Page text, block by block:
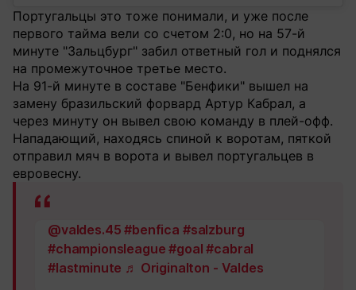
Португальцы это тоже понимали, и уже после
первого тайма вели со счетом 2:0, но на 57-й
минуте "Зальцбург" забил ответный гол и поднялся
на промежуточное третье место.
На 91-й минуте в составе "Бенфики" вышел на
замену бразильский форвард Артур Кабрал, а
через минуту он вывел свою команду в плей-офф.
Нападающий, находясь спиной к воротам, пяткой
отправил мяч в ворота и вывел португальцев в
евровесну.
@valdes.45 #benfica #salzburg
#championsleague #goal #cabral
#lastminute ♬ Originalton - Valdes